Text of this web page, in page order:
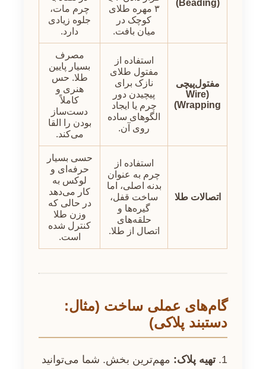
(Beading)
۳ مهره طلای
کوچک در
میان بافت.
چرم مات،
جلوه زیادی
دارد.
مفتول‌پیچی
(Wire
Wrapping)
استفاده از
مفتول طلای
نازک برای
پیچیدن دور
چرم یا ایجاد
الگوهای ساده
روی آن.
مصرف
بسیار پایین
طلا. حس
هنری و
کاملاً
دست‌ساز
بودن را القا
می‌کند.
اتصالات طلا
استفاده از
چرم به عنوان
بدنه اصلی، اما
ساخت قفل،
گیره‌ها و
حلقه‌های
اتصال از طلا.
حسی بسیار
حرفه‌ای و
لوکس به
کار می‌دهد
در حالی که
وزن طلا
کنترل شده
است.
گام‌های عملی ساخت (مثال:
دستبند پلاکی)
تهیه پلاک: مهم‌ترین بخش. شما می‌توانید